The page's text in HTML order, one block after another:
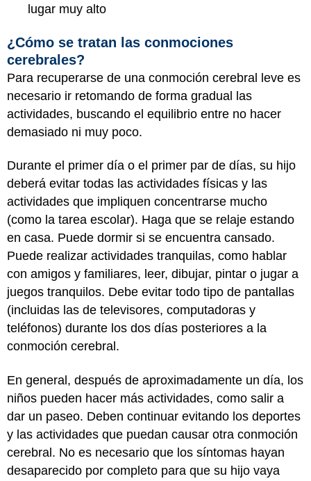
lugar muy alto
¿Cómo se tratan las conmociones
cerebrales?
Para recuperarse de una conmoción cerebral leve es
necesario ir retomando de forma gradual las
actividades, buscando el equilibrio entre no hacer
demasiado ni muy poco.
Durante el primer día o el primer par de días, su hijo
deberá evitar todas las actividades físicas y las
actividades que impliquen concentrarse mucho
(como la tarea escolar). Haga que se relaje estando
en casa. Puede dormir si se encuentra cansado.
Puede realizar actividades tranquilas, como hablar
con amigos y familiares, leer, dibujar, pintar o jugar a
juegos tranquilos. Debe evitar todo tipo de pantallas
(incluidas las de televisores, computadoras y
teléfonos) durante los dos días posteriores a la
conmoción cerebral.
En general, después de aproximadamente un día, los
niños pueden hacer más actividades, como salir a
dar un paseo. Deben continuar evitando los deportes
y las actividades que puedan causar otra conmoción
cerebral. No es necesario que los síntomas hayan
desaparecido por completo para que su hijo vaya